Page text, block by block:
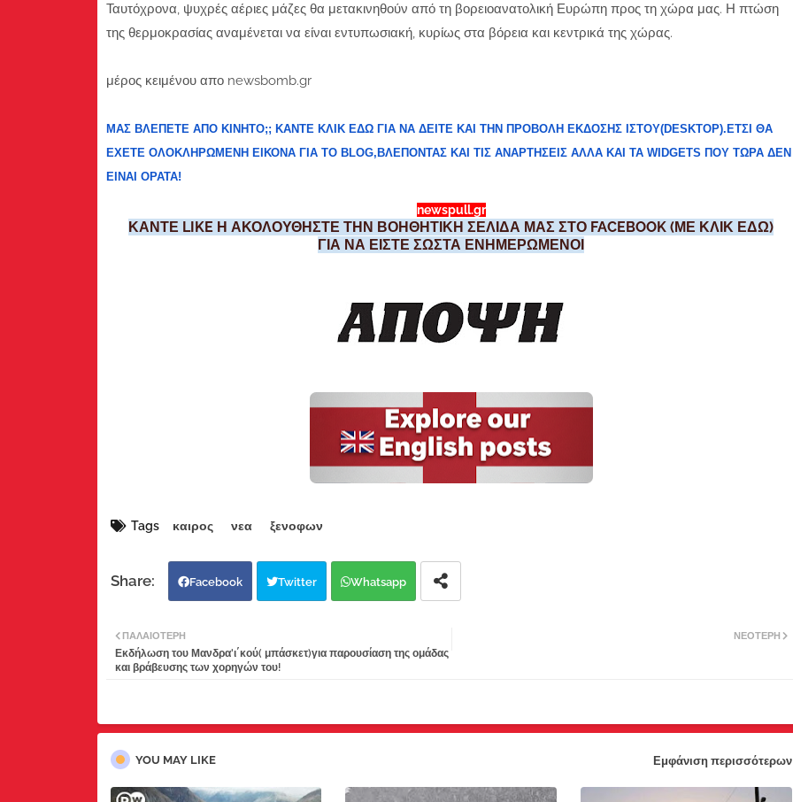
Ταυτόχρονα, ψυχρές αέριες μάζες θα μετακινηθούν από τη βορειοανατολική Ευρώπη προς τη χώρα μας. Η πτώση
της θερμοκρασίας αναμένεται να είναι εντυπωσιακή, κυρίως στα βόρεια και κεντρικά της χώρας.
μέρος κειμένου απο newsbomb.gr
ΜΑΣ ΒΛΕΠΕΤΕ ΑΠΟ ΚΙΝΗΤΟ;; ΚΑΝΤΕ ΚΛΙΚ ΕΔΩ ΓΙΑ ΝΑ ΔΕΙΤΕ ΚΑΙ ΤΗΝ ΠΡΟΒΟΛΗ ΕΚΔΟΣΗΣ ΙΣΤΟΥ(DESKTOP).ΕΤΣΙ ΘΑ
ΕΧΕΤΕ ΟΛΟΚΛΗΡΩΜΕΝΗ ΕΙΚΟΝΑ ΓΙΑ ΤΟ BLOG,ΒΛΕΠΟΝΤΑΣ ΚΑΙ ΤΙΣ ΑΝΑΡΤΗΣΕΙΣ ΑΛΛΑ ΚΑΙ ΤΑ WIDGETS ΠΟΥ ΤΩΡΑ ΔΕΝ
ΕΙΝΑΙ ΟΡΑΤΑ!
newspull.gr
ΚΑΝΤΕ LIKE Η ΑΚΟΛΟΥΘΗΣΤΕ ΤΗΝ ΒΟΗΘΗΤΙΚΗ ΣΕΛΙΔΑ ΜΑΣ ΣΤΟ FACEBOOK (ΜΕ ΚΛΙΚ ΕΔΩ)
ΓΙΑ ΝΑ ΕΙΣΤΕ ΣΩΣΤΑ ΕΝΗΜΕΡΩΜΕΝΟΙ
Tags καιρος νεα ξενοφων
Facebook Twitter Whatsapp
ΝΕΌΤΕΡΗ
ΠΑΛΑΙΌΤΕΡΗ
Εκδήλωση του Μανδρα'ι΄κού( μπάσκετ)για παρουσίαση της ομάδας
και βράβευσης των χορηγών του!
YOU MAY LIKE Εμφάνιση περισσότερων